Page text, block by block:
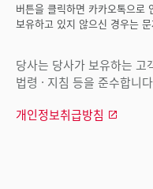
버튼을 클릭하면 카카오톡으로
보유하고 있지 않으신 경우는
당사는 당사가 보유하는 고
법령 · 지침 등을 준수합니
개인정보취급방침